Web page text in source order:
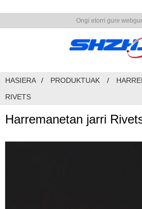
Ongi etorri gure
HASIERA PRODUKTUAK
RIVETS
Harremanetan jarri